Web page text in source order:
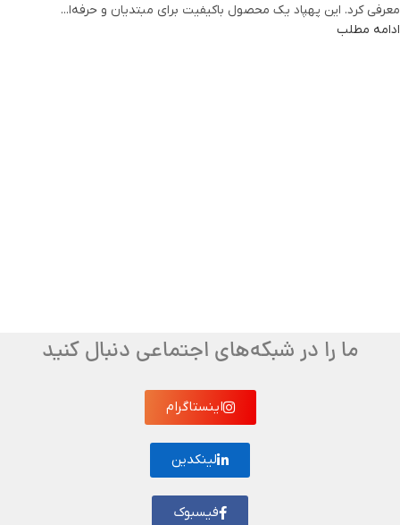
معرفی کرد. این پهپاد یک محصول باکیفیت برای مبتدیان و حرفه‌ا...
ادامه مطلب
ما را در شبکه‌های اجتماعی دنبال کنید
اینستاگرام
لینکدین
فیسبوک